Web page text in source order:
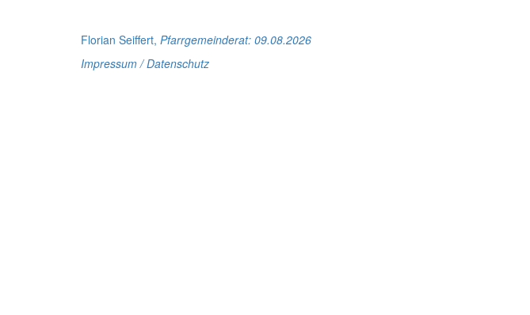
Florian Seiffert, Pfarrgemeinderat: 09.08.2026
Impressum / Datenschutz